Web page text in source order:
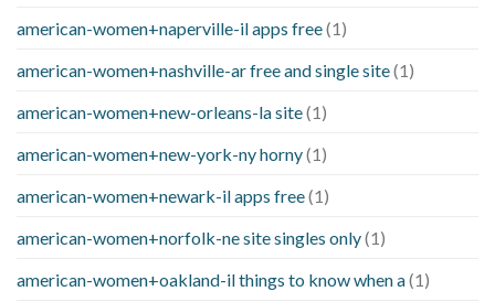
american-women+naperville-il apps free(1)
american-women+nashville-ar free and single site(1)
american-women+new-orleans-la site(1)
american-women+new-york-ny horny(1)
american-women+newark-il apps free(1)
american-women+norfolk-ne site singles only(1)
american-women+oakland-il things to know when a(1)